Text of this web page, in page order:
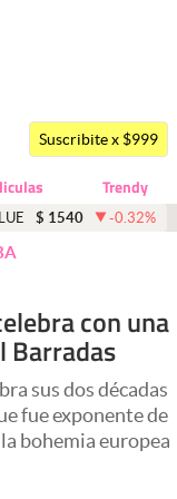
Suscribite x $999
Trendy
$ 1540 -0.32%
con una
Barradas
sus dos décadas
fue exponente de
bohemia europea